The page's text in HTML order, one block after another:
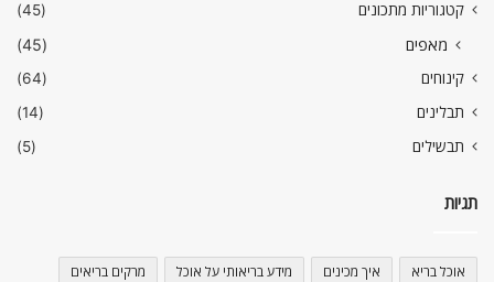
קטגוריות מתכונים
(45)
מאפים (45)
קינוחים
(64)
תבלינים
(14)
תבשילים
(5)
תגיות
אוכל בריא איך מכינים מידע בריאותי על אוכל מרקים בריאים